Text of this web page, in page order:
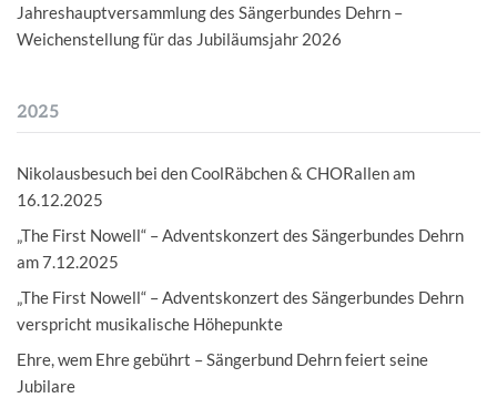
Jahreshauptversammlung des Sängerbundes Dehrn –
Weichenstellung für das Jubiläumsjahr 2026
2025
Nikolausbesuch bei den CoolRäbchen & CHORallen am
16.12.2025
„The First Nowell“ – Adventskonzert des Sängerbundes Dehrn
am 7.12.2025
„The First Nowell“ – Adventskonzert des Sängerbundes Dehrn
verspricht musikalische Höhepunkte
Ehre, wem Ehre gebührt – Sängerbund Dehrn feiert seine
Jubilare